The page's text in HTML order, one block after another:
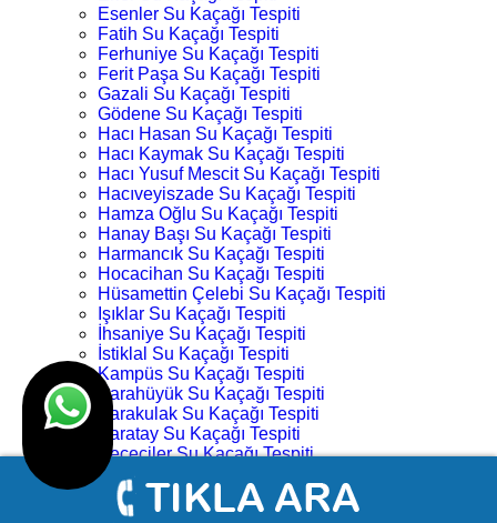
Esenler Su Kaçağı Tespiti
Fatih Su Kaçağı Tespiti
Ferhuniye Su Kaçağı Tespiti
Ferit Paşa Su Kaçağı Tespiti
Gazali Su Kaçağı Tespiti
Gödene Su Kaçağı Tespiti
Hacı Hasan Su Kaçağı Tespiti
Hacı Kaymak Su Kaçağı Tespiti
Hacı Yusuf Mescit Su Kaçağı Tespiti
Hacıveyiszade Su Kaçağı Tespiti
Hamza Oğlu Su Kaçağı Tespiti
Hanay Başı Su Kaçağı Tespiti
Harmancık Su Kaçağı Tespiti
Hocacihan Su Kaçağı Tespiti
Hüsamettin Çelebi Su Kaçağı Tespiti
Işıklar Su Kaçağı Tespiti
İhsaniye Su Kaçağı Tespiti
İstiklal Su Kaçağı Tespiti
Kampüs Su Kaçağı Tespiti
Karahüyük Su Kaçağı Tespiti
Karakulak Su Kaçağı Tespiti
Karatay Su Kaçağı Tespiti
Keçeciler Su Kaçağı Tespiti
Keykubat Su Kaçağı Tespiti
Kılıç Aslan Su Kaçağı Tespiti
Kovanağzı Su Kaçağı Tespiti